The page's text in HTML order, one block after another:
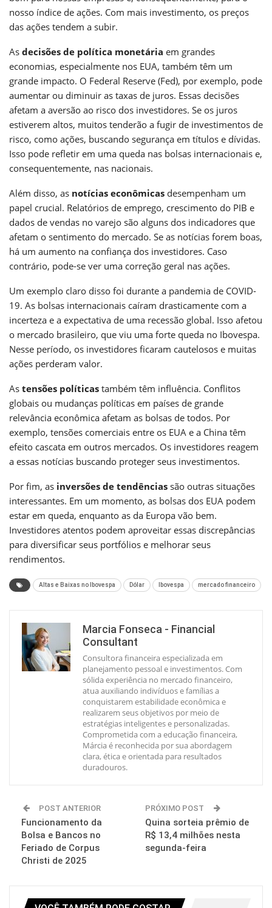
nosso índice de ações. Com mais investimento, os preços
das ações tendem a subir.
As decisões de política monetária em grandes
economias, especialmente nos EUA, também têm um
grande impacto. O Federal Reserve (Fed), por exemplo, pode
aumentar ou diminuir as taxas de juros. Essas decisões
afetam a aversão ao risco dos investidores. Se os juros
estiverem altos, muitos tenderão a fugir de investimentos de
risco, como ações, buscando segurança em títulos e dívidas.
Isso pode refletir em uma queda nas bolsas internacionais e,
consequentemente, nas nacionais.
Além disso, as notícias econômicas desempenham um
papel crucial. Relatórios de emprego, crescimento do PIB e
dados de vendas no varejo são alguns dos indicadores que
afetam o sentimento do mercado. Se as notícias forem boas,
há um aumento na confiança dos investidores. Caso
contrário, pode-se ver uma correção geral nas ações.
Um exemplo claro disso foi durante a pandemia de COVID-
19. As bolsas internacionais caíram drasticamente com a
incerteza e a expectativa de uma recessão global. Isso afetou
o mercado brasileiro, que viu uma forte queda no Ibovespa.
Nesse período, os investidores ficaram cautelosos e muitas
ações perderam valor.
As tensões políticas também têm influência. Conflitos
globais ou mudanças políticas em países de grande
relevância econômica afetam as bolsas de todos. Por
exemplo, tensões comerciais entre os EUA e a China têm
efeito cascata em outros mercados. Os investidores reagem
a essas notícias buscando proteger seus investimentos.
Por fim, as inversões de tendências são outras situações
interessantes. Em um momento, as bolsas dos EUA podem
estar em queda, enquanto as da Europa vão bem.
Investidores atentos podem aproveitar essas discrepâncias
para diversificar seus portfólios e melhorar seus
rendimentos.
Altas e Baixas no Ibovespa Dólar Ibovespa mercado financeiro
Marcia Fonseca - Financial
Consultant
Consultora financeira especializada em
planejamento pessoal e investimentos. Com
sólida experiência no mercado financeiro,
atua auxiliando indivíduos e famílias a
conquistarem estabilidade econômica e
realizarem seus objetivos por meio de
estratégias inteligentes e personalizadas.
Comprometida com a educação financeira,
Márcia é reconhecida por sua abordagem
clara, ética e orientada para resultados
duradouros.
POST ANTERIOR
Funcionamento da
Bolsa e Bancos no
Feriado de Corpus
Christi de 2025
PRÓXIMO POST
Quina sorteia prêmio de
R$ 13,4 milhões nesta
segunda-feira